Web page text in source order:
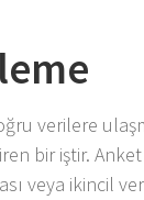
verilere
bir iştir.
veya ikincil